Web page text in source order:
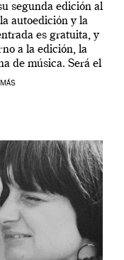
segunda edición al
autoedición y la
es gratuita, y
a la edición, la
de música. Será el